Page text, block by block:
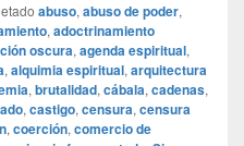
abuso, abuso de poder,
, adoctrinamiento
oscura, agenda espiritual,
, alquimia espiritual, arquitectura
, brutalidad, cábala, cadenas,
, castigo, censura, censura
, coerción, comercio de